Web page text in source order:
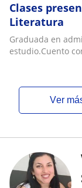
Clases
Literatura
Graduada en
estudio.Cuento
ver